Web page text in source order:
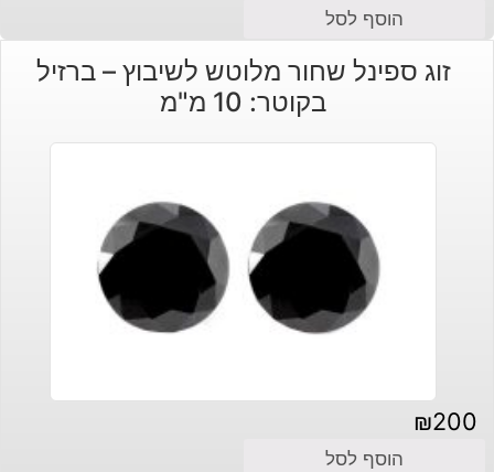
הוסף לסל
זוג ספינל שחור מלוטש לשיבוץ – ברזיל
בקוטר: 10 מ"מ
₪200
הוסף לסל